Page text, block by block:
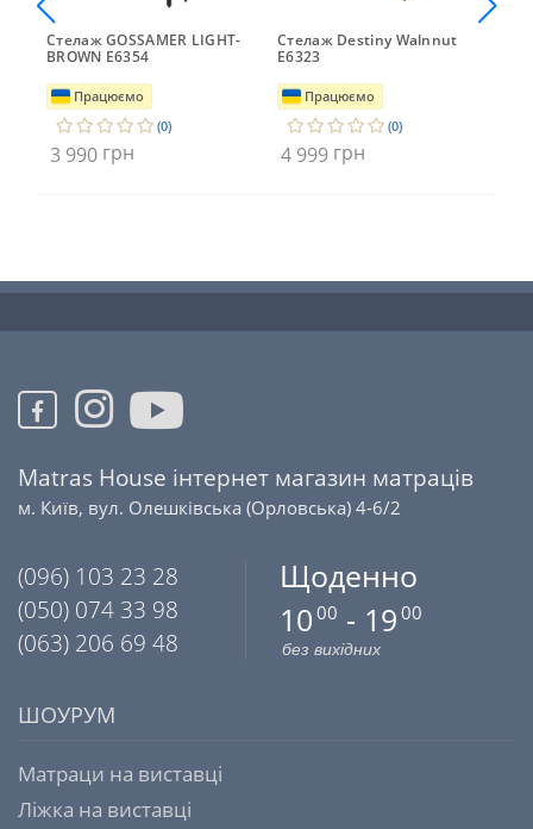
Стелаж GOSSAMER LIGHT-
BROWN E6354
Працюємо
(0)
3 990 грн
Стелаж Destiny Walnnut
E6323
Працюємо
(0)
4 999 грн
Matras House інтернет магазин матраців
м. Київ, вул. Олешківська (Орловська) 4-6/2
(096) 103 23 28
(050) 074 33 98
(063) 206 69 48
Щоденно
10 00 - 19 00
без вихідних
ШОУРУМ
Матраци на виставці
Ліжка на виставці